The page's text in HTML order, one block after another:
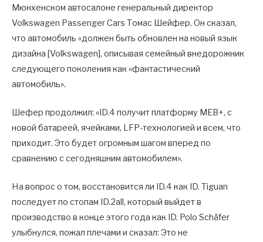
Мюнхенском автосалоне генеральный директор
Volkswagen Passenger Cars Томас Шейфер. Он сказал,
что автомобиль «должен быть обновлен на новый язык
дизайна [Volkswagen], описывая семейный внедорожник
следующего поколения как «фантастический
автомобиль».
Шефер продолжил: «ID.4 получит платформу MEB+, с
новой батареей, ячейками, LFP-технологией и всем, что
приходит. Это будет огромным шагом вперед по
сравнению с сегодняшним автомобилем».
На вопрос о том, восстановится ли ID.4 как ID. Tiguan
последует по стопам ID.2all, который выйдет в
производство в конце этого года как ID. Polo Schäfer
улыбнулся, пожал плечами и сказал: Это не